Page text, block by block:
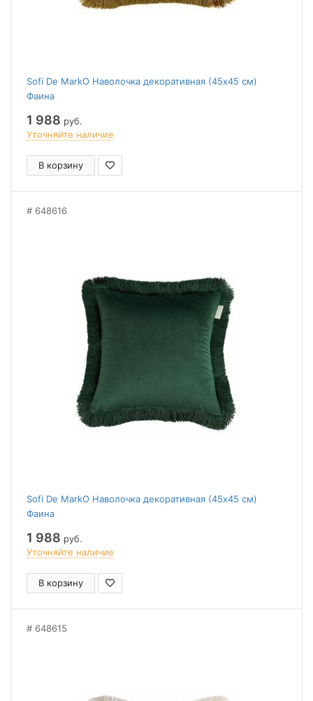
Sofi De MarkO Наволочка декоративная (45x45 см)
Фаина
1 988 руб.
Уточняйте наличие
В корзину
648616
Sofi De MarkO Наволочка декоративная (45x45 см)
Фаина
1 988 руб.
Уточняйте наличие
В корзину
648615